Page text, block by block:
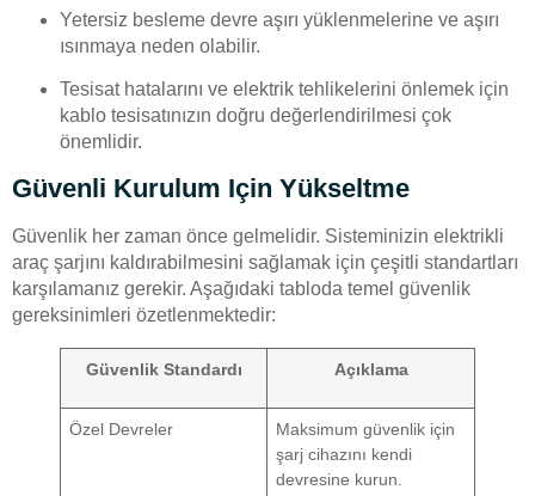
Yetersiz besleme devre aşırı yüklenmelerine ve aşırı
ısınmaya neden olabilir.
Tesisat hatalarını ve elektrik tehlikelerini önlemek için
kablo tesisatınızın doğru değerlendirilmesi çok
önemlidir.
Güvenli Kurulum Için Yükseltme
Güvenlik her zaman önce gelmelidir. Sisteminizin elektrikli
araç şarjını kaldırabilmesini sağlamak için çeşitli standartları
karşılamanız gerekir. Aşağıdaki tabloda temel güvenlik
gereksinimleri özetlenmektedir:
Güvenlik Standardı Açıklama
Özel Devreler
Maksimum güvenlik için
şarj cihazını kendi
devresine kurun.